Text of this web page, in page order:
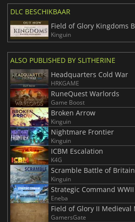
DLC BESCHIKBAAR
Kinguin
ALSO PUBLISHED BY SLITHERINE
Headquarters Cold War
HRKGAME
RuneQuest Warlords
Game Boost
Broken Arrow
Kinguin
Nightmare Frontier
Kinguin
ICBM Escalation
K4G
Scramble Battle of Britain
Kinguin
Eneba
GamersGate